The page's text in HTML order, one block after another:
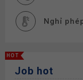
Nghỉ
HOT
Job hot